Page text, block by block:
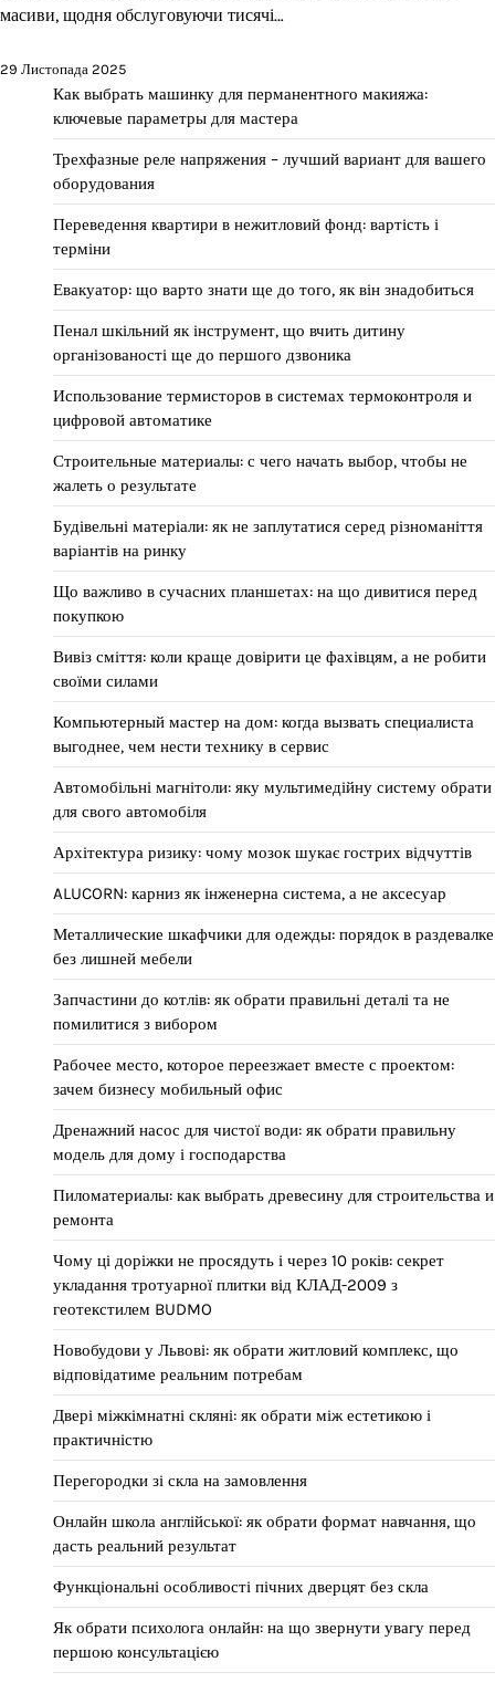
масиви, щодня обслуговуючи тисячі…
29 Листопада 2025
Как выбрать машинку для перманентного макияжа:
ключевые параметры для мастера
Трехфазные реле напряжения – лучший вариант для вашего
оборудования
Переведення квартири в нежитловий фонд: вартість і
терміни
Евакуатор: що варто знати ще до того, як він знадобиться
Пенал шкільний як інструмент, що вчить дитину
організованості ще до першого дзвоника
Использование термисторов в системах термоконтроля и
цифровой автоматике
Строительные материалы: с чего начать выбор, чтобы не
жалеть о результате
Будівельні матеріали: як не заплутатися серед різноманіття
варіантів на ринку
Що важливо в сучасних планшетах: на що дивитися перед
покупкою
Вивіз сміття: коли краще довірити це фахівцям, а не робити
своїми силами
Компьютерный мастер на дом: когда вызвать специалиста
выгоднее, чем нести технику в сервис
Автомобільні магнітоли: яку мультимедійну систему обрати
для свого автомобіля
Архітектура ризику: чому мозок шукає гострих відчуттів
ALUCORN: карниз як інженерна система, а не аксесуар
Металлические шкафчики для одежды: порядок в раздевалке
без лишней мебели
Запчастини до котлів: як обрати правильні деталі та не
помилитися з вибором
Рабочее место, которое переезжает вместе с проектом:
зачем бизнесу мобильный офис
Дренажний насос для чистої води: як обрати правильну
модель для дому і господарства
Пиломатериалы: как выбрать древесину для строительства и
ремонта
Чому ці доріжки не просядуть і через 10 років: секрет
укладання тротуарної плитки від КЛАД-2009 з
геотекстилем BUDMO
Новобудови у Львові: як обрати житловий комплекс, що
відповідатиме реальним потребам
Двері міжкімнатні скляні: як обрати між естетикою і
практичністю
Перегородки зі скла на замовлення
Онлайн школа англійської: як обрати формат навчання, що
дасть реальний результат
Функціональні особливості пічних дверцят без скла
Як обрати психолога онлайн: на що звернути увагу перед
першою консультацією